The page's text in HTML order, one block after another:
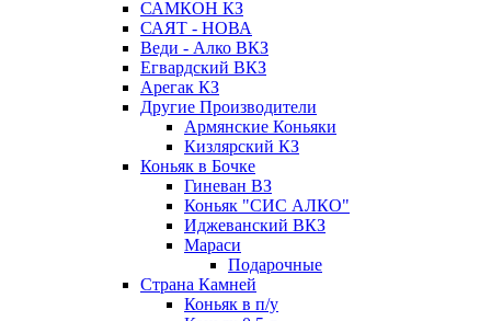
САМКОН КЗ
САЯТ - НОВА
Веди - Алко ВКЗ
Егвардский ВКЗ
Арегак КЗ
Другие Производители
Армянские Коньяки
Кизлярский КЗ
Коньяк в Бочке
Гиневан ВЗ
Коньяк "СИС АЛКО"
Иджеванский ВКЗ
Мараси
Подарочные
Страна Камней
Коньяк в п/у